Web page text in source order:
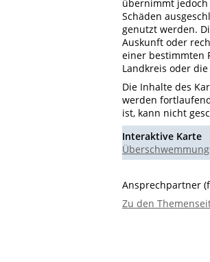
übernimmt
Schäden
genutzt werden.
Auskunft oder
einer bestimmten
Landkreis oder
Die Inhalte des
werden
ist, kann nicht
Interaktive Karte
Ansprechpartner
Zu den